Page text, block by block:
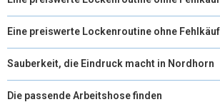
Eine preiswerte Lockenroutine ohne
Sauberkeit, die Eindruck macht in Nordhorn
Die passende Arbeitshose finden